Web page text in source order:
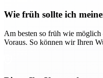
Wie früh sollte ich
Am besten so früh wie
Voraus. So können wir Ihren